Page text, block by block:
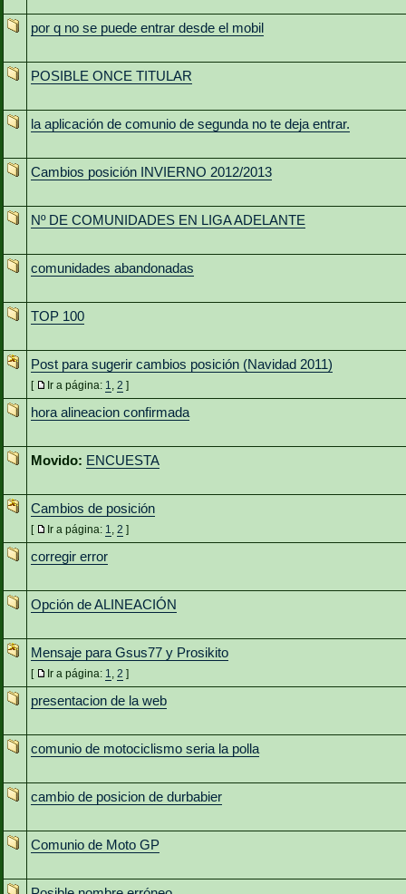
por q no se puede entrar desde el mobil
POSIBLE ONCE TITULAR
la aplicación de comunio de segunda no te deja entrar.
Cambios posición INVIERNO 2012/2013
Nº DE COMUNIDADES EN LIGA ADELANTE
comunidades abandonadas
TOP 100
Post para sugerir cambios posición (Navidad 2011)
[ Ir a página: 1, 2 ]
hora alineacion confirmada
Movido: ENCUESTA
Cambios de posición
[ Ir a página: 1, 2 ]
corregir error
Opción de ALINEACIÓN
Mensaje para Gsus77 y Prosikito
[ Ir a página: 1, 2 ]
presentacion de la web
comunio de motociclismo seria la polla
cambio de posicion de durbabier
Comunio de Moto GP